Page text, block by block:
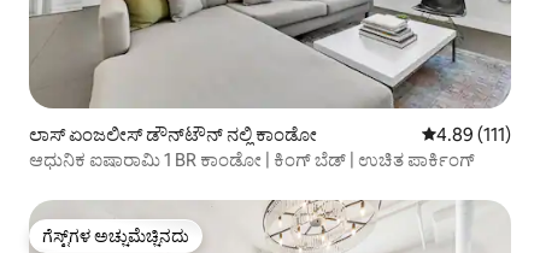
ಲಾಸ್ ಏಂಜಲೀಸ್ ಡೌನ್‌ಟೌನ್ ನಲ್ಲಿ ಕಾಂಡೋ 5 ರಲ್ಲಿ 4.89
4.89 (111)
ಆಧುನಿಕ ಐಷಾರಾಮಿ 1 BR ಕಾಂಡೋ | ಕಿಂಗ್ ಬೆಡ್ | ಉಚಿತ ಪಾರ್ಕಿಂಗ್
ಗೆಸ್ಟ್‌ಗಳ ಅಚ್ಚುಮೆಚ್ಚಿನದು
ಗೆಸ್ಟ್‌ಗಳ ಅಚ್ಚುಮೆಚ್ಚಿನದು